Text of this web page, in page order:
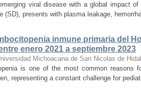
viral disease with a global impact
(SD), presents with plasma leakage,
inmune primaria del
enero 2021 a septiembre 2023
Michoacana de San Nicolas de
is one of the most common reasons
representing a constant challenge for